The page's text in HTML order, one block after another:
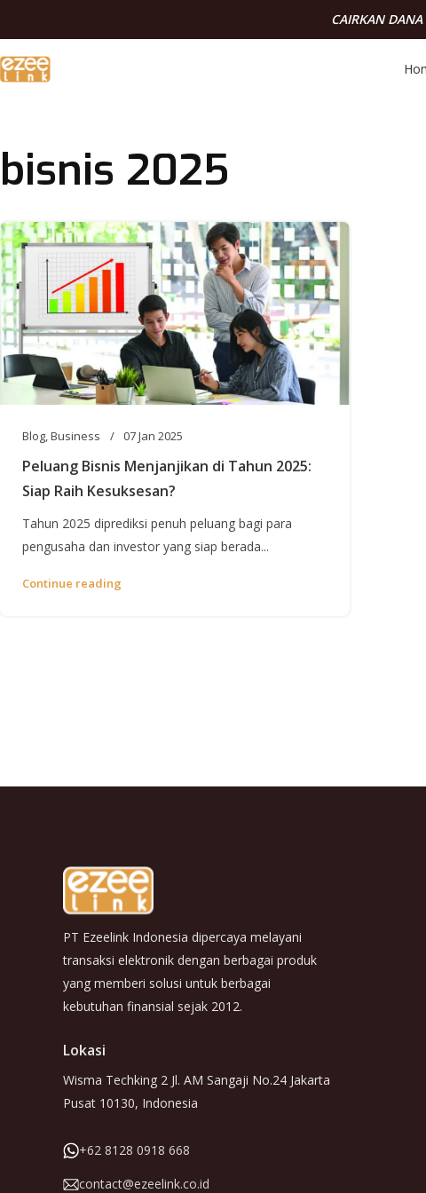
CAIRKAN DANA
bisnis 2025
Blog,Business 07 Jan 2025
Peluang Bisnis Menjanjikan di Tahun 2025:
Siap Raih Kesuksesan?
Tahun 2025 diprediksi penuh peluang bagi para
pengusaha dan investor yang siap berada...
Continue reading
PT Ezeelink Indonesia dipercaya melayani
transaksi elektronik dengan berbagai produk
yang memberi solusi untuk berbagai
kebutuhan finansial sejak 2012.
Lokasi
Wisma Techking 2 Jl. AM Sangaji No.24 Jakarta
Pusat 10130, Indonesia
+62 8128 0918 668
contact@ezeelink.co.id